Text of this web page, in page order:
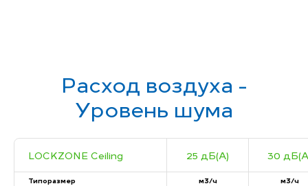
Расход воздуха -
Уровень шума
LOCKZONE Ceiling 25 дБ(А) 30
Типоразмер м3/ч
м3/ч